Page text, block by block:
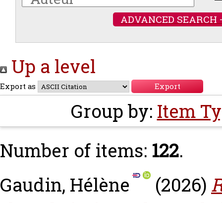
ADVANCED SEARCH
Up a level
Export as
Group by: Item
Number of items: 122.
Gaudin, Hélène
(2026)